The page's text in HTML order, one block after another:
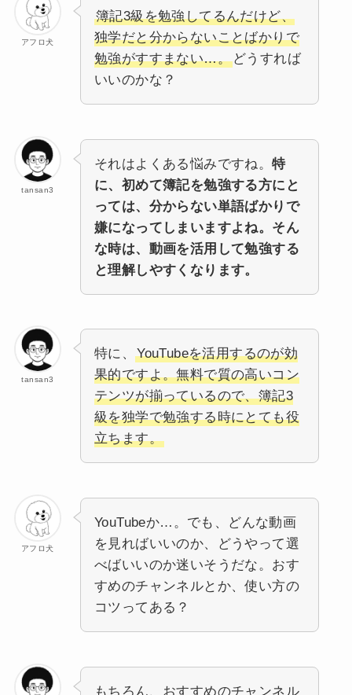
アフロ犬
簿記3級を勉強してるんだけど、
独学だと分からないことばかりで
勉強がすすまない…。どうすれば
いいのかな？
tansan3
それはよくある悩みですね。特
に、初めて簿記を勉強する方にと
っては、分からない単語ばかりで
嫌になってしまいますよね。そん
な時は、動画を活用して勉強する
と理解しやすくなります。
tansan3
特に、YouTubeを活用するのが効
果的ですよ。無料で質の高いコン
テンツが揃っているので、簿記3
級を独学で勉強する時にとても役
立ちます。
アフロ犬
YouTubeか…。でも、どんな動画
を見ればいいのか、どうやって選
べばいいのか迷いそうだな。おす
すめのチャンネルとか、使い方の
コツってある？
もちろん、おすすめのチャンネル